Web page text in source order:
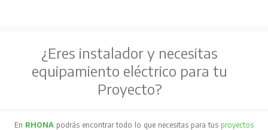
¿Eres instalador y necesitas
equipamiento eléctrico para tu
Proyecto?
En RHONA podrás encontrar todo lo que necesitas para tus proyectos